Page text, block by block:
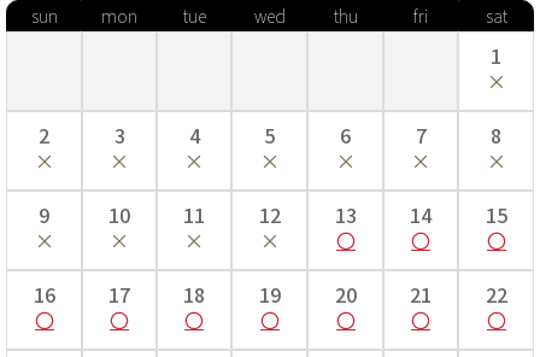
■身丈…長い場合は腰紐で調整します。
■肩裄…手を斜め45度位にして、首のつけ根から肩へかけて一度測
七五三着付け動画はこちら！
sun mon tue wed thu fri sat
1
2 3 4 5 6 7 8
9 10 11 12 13 14 15
16 17 18 19 20 21 22